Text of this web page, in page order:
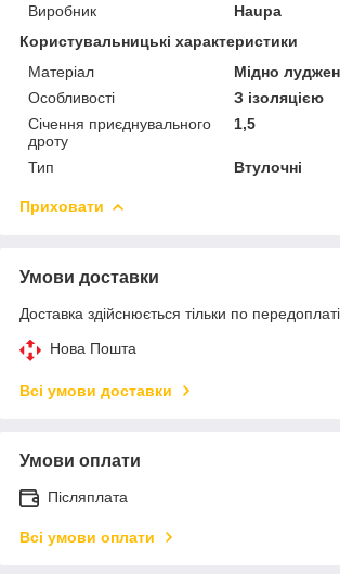
Виробник
Haupa
Користувальницькі характеристики
Матеріал
Мідно
Особливості
З ізоляцією
Січення приєднувального
дроту
1,5
Тип Втулочні
Приховати
Умови доставки
Доставка здійснюється тільки по передоплаті.
Нова Пошта
Всі умови доставки
Умови оплати
Післяплата
Всі умови оплати